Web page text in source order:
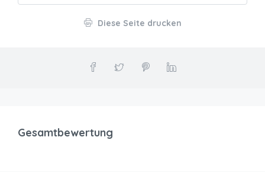
Diese Seite drucken
Gesamtbewertung